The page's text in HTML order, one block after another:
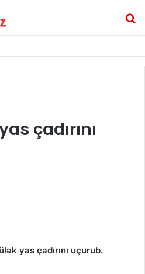
verdi
çadırını
yas çadırını uçurub.